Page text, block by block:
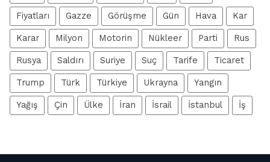
Fiyatları Gazze Görüşme Gün Hava Kar
Karar Milyon Motorin Nükleer Parti Rus
Rusya Saldırı Suriye Suç Tarife Ticaret
Trump Türk Türkiye Ukrayna Yangın
Yağış Çin Ülke İran İsrail İstanbul İş